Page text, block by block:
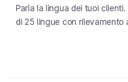
Parla la lingua dei tuoi
di 25 lingue con rilevamento